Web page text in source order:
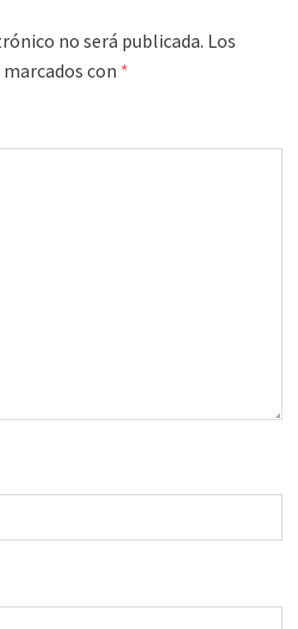
no será publicada. Los
con *